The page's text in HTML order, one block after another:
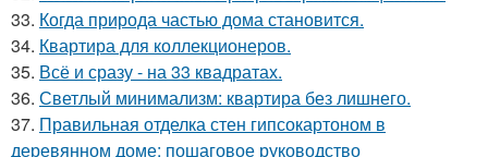
33. Когда природа частью дома становится.
34. Квартира для коллекционеров.
35. Всё и сразу - на 33 квадратах.
36. Светлый минимализм: квартира без лишнего.
37. Правильная отделка стен гипсокартоном в
деревянном доме: пошаговое руководство